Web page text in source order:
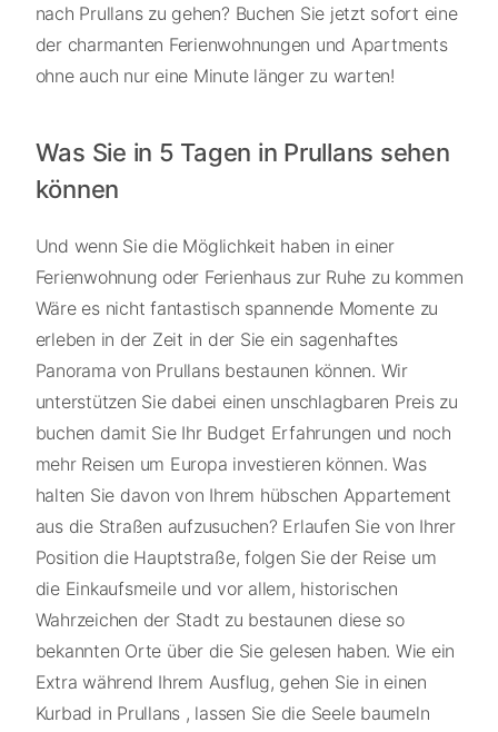
nach Prullans zu gehen? Buchen Sie jetzt sofort eine
der charmanten Ferienwohnungen und Apartments
ohne auch nur eine Minute länger zu warten!
Was Sie in 5 Tagen in Prullans sehen
können
Und wenn Sie die Möglichkeit haben in einer
Ferienwohnung oder Ferienhaus zur Ruhe zu kommen
Wäre es nicht fantastisch spannende Momente zu
erleben in der Zeit in der Sie ein sagenhaftes
Panorama von Prullans bestaunen können. Wir
unterstützen Sie dabei einen unschlagbaren Preis zu
buchen damit Sie Ihr Budget Erfahrungen und noch
mehr Reisen um Europa investieren können. Was
halten Sie davon von Ihrem hübschen Appartement
aus die Straßen aufzusuchen? Erlaufen Sie von Ihrer
Position die Hauptstraße, folgen Sie der Reise um
die Einkaufsmeile und vor allem, historischen
Wahrzeichen der Stadt zu bestaunen diese so
bekannten Orte über die Sie gelesen haben. Wie ein
Extra während Ihrem Ausflug, gehen Sie in einen
Kurbad in Prullans , lassen Sie die Seele baumeln